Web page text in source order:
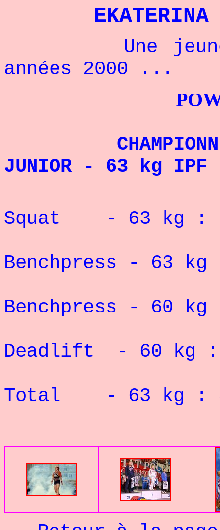
Une jeune
années 2000 ...
CHAMPIONNE DU
JUNIOR - 63 kg
Squat - 63 kg :
Benchpress - 63
Benchpress - 60
Deadlift - 60 kg
Total - 63 kg :